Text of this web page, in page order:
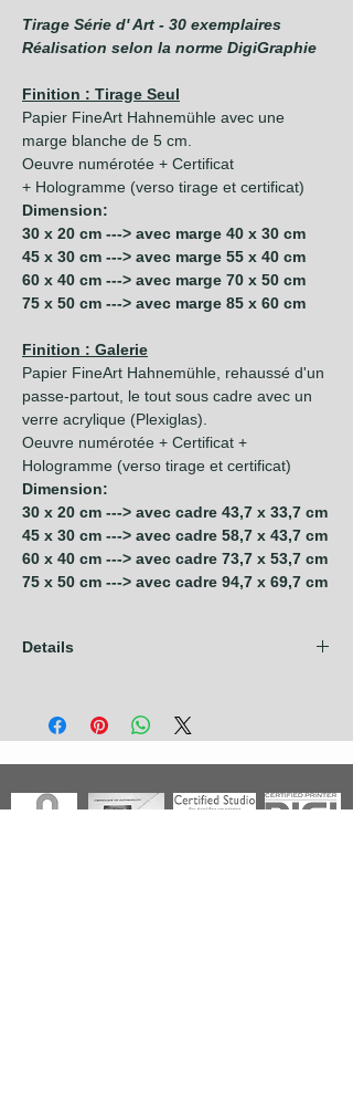
Tirage Série d' Art - 30 exemplaires
Réalisation selon la norme DigiGraphie
Finition : Tirage Seul
Papier FineArt Hahnemühle avec une
marge blanche de 5 cm.
Oeuvre numérotée + Certificat
+ Hologramme (verso tirage et certificat)
Dimension:
30 x 20 cm ---> avec marge 40 x 30 cm
45 x 30 cm ---> avec marge 55 x 40 cm
60 x 40 cm ---> avec marge 70 x 50 cm
75 x 50 cm ---> avec marge 85 x 60 cm
Finition : Galerie
Papier FineArt Hahnemühle, rehaussé d'un
passe-partout, le tout sous cadre avec un
verre acrylique (Plexiglas).
Oeuvre numérotée + Certificat +
Hologramme (verso tirage et certificat)
Dimension:
30 x 20 cm ---> avec cadre 43,7 x 33,7 cm
45 x 30 cm ---> avec cadre 58,7 x 43,7 cm
60 x 40 cm ---> avec cadre 73,7 x 53,7 cm
75 x 50 cm ---> avec cadre 94,7 x 69,7 cm
Details
Européenne + Royaume Uni + Canada +